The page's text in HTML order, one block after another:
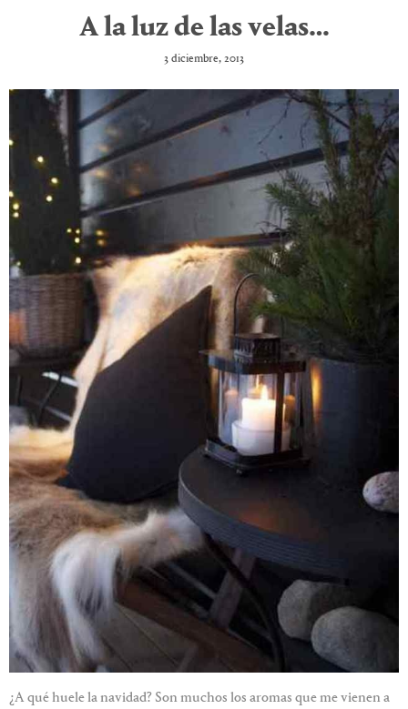
A la luz de las velas…
3 diciembre, 2013
¿A qué huele la navidad? Son muchos los aromas que me vienen a